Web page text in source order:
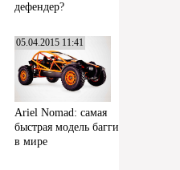
дефендер?
05.04.2015 11:41
Ariel Nomad: самая
быстрая модель багги
в мире